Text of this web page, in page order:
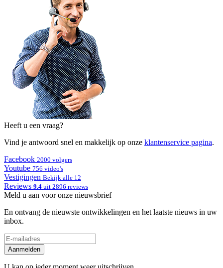
Heeft u een vraag?
Vind je antwoord snel en makkelijk op onze klantenservice pagina.
Facebook 2000 volgers
Youtube 756 video's
Vestigingen Bekijk alle 12
Reviews 9.4 uit 2896 reviews
Meld u aan voor onze nieuwsbrief
En ontvang de nieuwste ontwikkelingen en het laatste nieuws in uw
inbox.
Aanmelden